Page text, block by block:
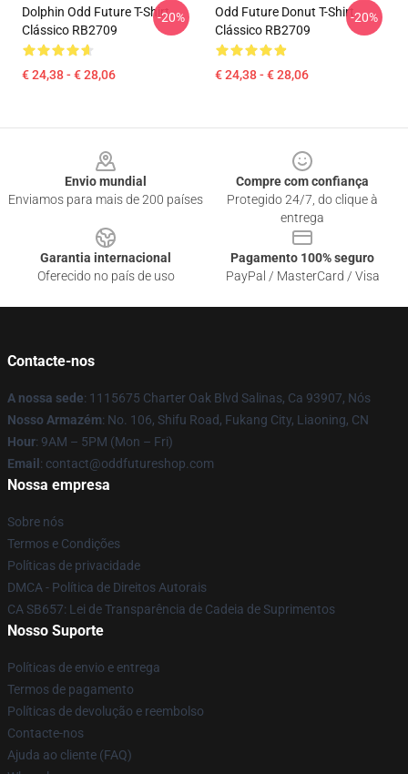
Dolphin Odd Future T-Shirt
Clássico RB2709
€ 24,38 - € 28,06
-20%
Odd Future Donut T-Shirt
Clássico RB2709
€ 24,38 - € 28,06
-20%
Envio mundial
Enviamos para mais de 200 países
Compre com confiança
Protegido 24/7, do clique à
entrega
Garantia internacional
Oferecido no país de uso
Pagamento 100% seguro
PayPal / MasterCard / Visa
Contacte-nos
A nossa sede: 1115675 Charter Oak Blvd Salinas, Ca 93907, Nós
Nosso Armazém: No. 106, Shifu Road, Fukang City, Liaoning, CN
Hour: 9AM – 5PM (Mon – Fri)
Email : contact@oddfutureshop.com
Nossa empresa
Sobre nós
Termos e Condições
Políticas de privacidade
DMCA - Política de Direitos Autorais
CA SB657: Lei de Transparência de Cadeia de Suprimentos
Nosso Suporte
Políticas de envio e entrega
Termos de pagamento
Políticas de devolução e reembolso
Contacte-nos
Ajuda ao cliente (FAQ)